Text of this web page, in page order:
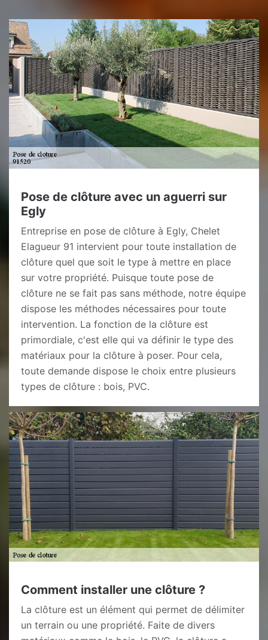
Pose de clôture avec un aguerri sur
Egly
Entreprise en pose de clôture à Egly, Chelet
Elagueur 91 intervient pour toute installation de
clôture quel que soit le type à mettre en place
sur votre propriété. Puisque toute pose de
clôture ne se fait pas sans méthode, notre équipe
dispose les méthodes nécessaires pour toute
intervention. La fonction de la clôture est
primordiale, c'est elle qui va définir le type des
matériaux pour la clôture à poser. Pour cela,
toute demande dispose le choix entre plusieurs
types de clôture : bois, PVC.
Comment installer une clôture ?
La clôture est un élément qui permet de délimiter
un terrain ou une propriété. Faite de divers